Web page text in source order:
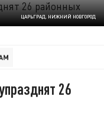
ЦАРЬГРАД. НИЖНИЙ НОВГОРОД
26